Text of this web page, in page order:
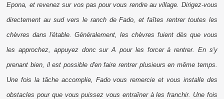
Epona, et revenez sur vos pas pour vous rendre au village. Dirigez-vous
directement au sud vers le ranch de Fado, et faîtes rentrer toutes les
chèvres dans l'étable. Généralement, les chèvres fuient dès que vous
les approchez, appuyez donc sur A pour les forcer à rentrer. En s'y
prenant bien, il est possible d'en faire rentrer plusieurs en même temps.
Une fois la tâche accomplie, Fado vous remercie et vous installe des
obstacles pour que vous puissez vous entraîner à les franchir. Une fois